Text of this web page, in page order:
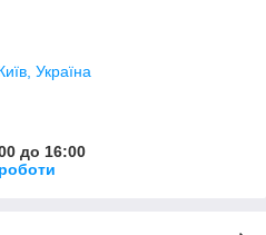
Україна
до 16:00